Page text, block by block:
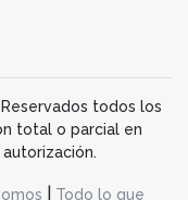
todos los
total o parcial en
Todo lo que